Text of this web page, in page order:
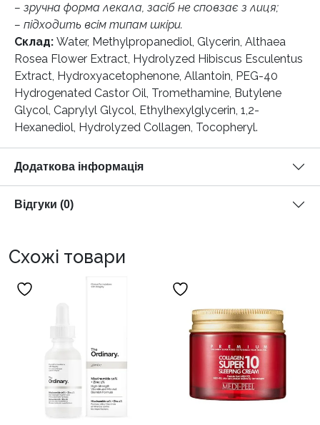
– зручна форма лекала, засіб не сповзає з лиця;
– підходить всім типам шкіри.
Склад: Water, Methylpropanediol, Glycerin, Althaea
Rosea Flower Extract, Hydrolyzed Hibiscus Esculentus
Extract, Hydroxyacetophenone, Allantoin, PEG-40
Hydrogenated Castor Oil, Tromethamine, Butylene
Glycol, Caprylyl Glycol, Ethylhexylglycerin, 1,2-
Hexanediol, Hydrolyzed Collagen, Tocopheryl.
Додаткова інформація
Відгуки (0)
Схожі товари